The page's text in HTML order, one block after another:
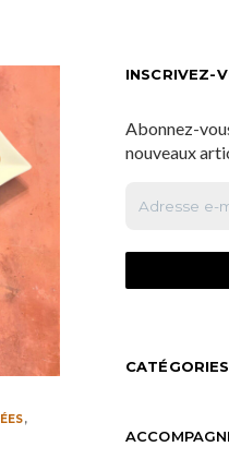
INSCRIVEZ-
Abonnez-
nouveaux
CATÉGORIES